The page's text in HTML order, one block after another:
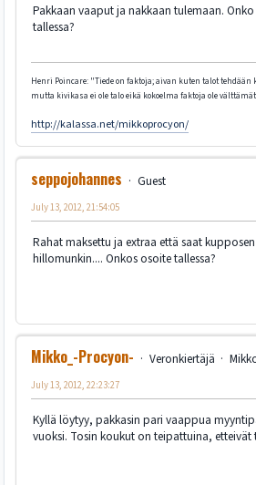
Pakkaan vaaput ja nakkaan tulemaan.
tallessa?
Henri Poincare: "Tiede on faktoja; aivan kuten talot
mutta kivikasa ei ole talo eikä kokoelma faktoja ole
http://kalassa.net/mikkoprocyon/
seppojohannes
Guest
July 13, 2012, 21:54:05
Rahat maksettu ja extraa että saat
hillomunkin.... Onkos osoite tallessa?
Mikko_-Procyon- Veronkiertäjä
July 13, 2012, 22:23:27
Kyllä löytyy, pakkasin pari vaappua
vuoksi. Tosin koukut on teipattuina, etteivät